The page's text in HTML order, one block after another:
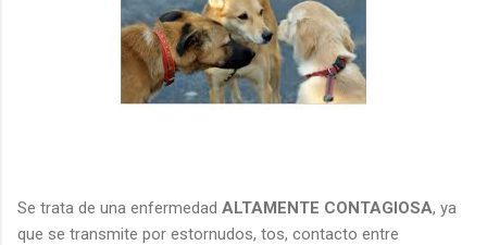
Se trata de una enfermedad ALTAMENTE CONTAGIOSA, ya
que se transmite por estornudos, tos, contacto entre